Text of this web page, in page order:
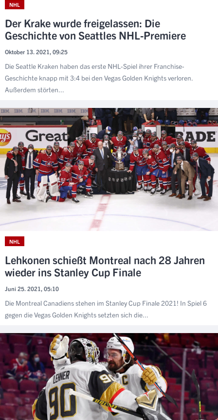
NHL
Der Krake wurde freigelassen: Die
Geschichte von Seattles NHL-Premiere
Oktober 13. 2021, 09:25
Die Seattle Kraken haben das erste NHL-Spiel ihrer Franchise-
Geschichte knapp mit 3:4 bei den Vegas Golden Knights verloren.
Außerdem störten...
NHL
Lehkonen schießt Montreal nach 28 Jahren
wieder ins Stanley Cup Finale
Juni 25. 2021, 05:10
Die Montreal Canadiens stehen im Stanley Cup Finale 2021! In Spiel 6
gegen die Vegas Golden Knights setzten sich die...